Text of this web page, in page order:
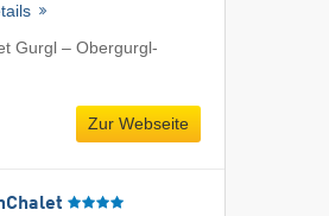
Gurgl – Obergurgl-
Zur Webseite